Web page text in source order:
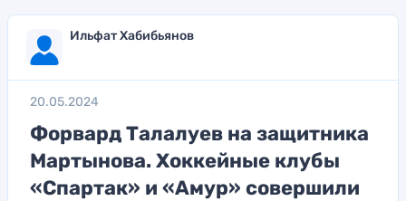
Ильфат Хабибьянов
20.05.2024
Форвард Талалуев на защитника
Мартынова. Хоккейные клубы
«Спартак» и «Амур» совершили